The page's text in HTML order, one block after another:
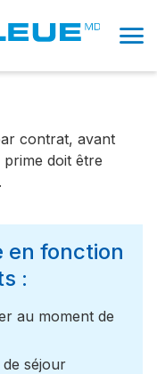
menu
close
expand_less
contrat, avant
doit être
en fonction
:
au moment de
séjour